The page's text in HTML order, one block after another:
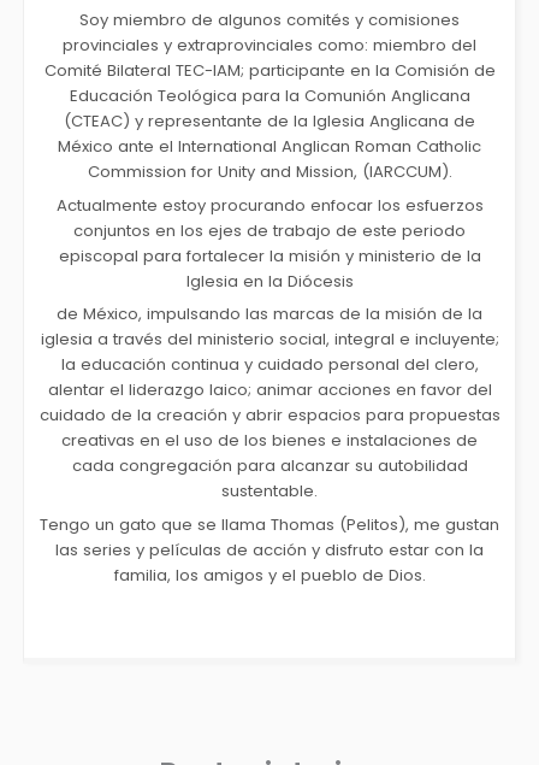
Soy miembro de algunos comités y comisiones
provinciales y extraprovinciales como: miembro del
Comité Bilateral TEC-IAM; participante en la Comisión de
Educación Teológica para la Comunión Anglicana
(CTEAC) y representante de la Iglesia Anglicana de
México ante el International Anglican Roman Catholic
Commission for Unity and Mission, (IARCCUM).
Actualmente estoy procurando enfocar los esfuerzos
conjuntos en los ejes de trabajo de este periodo
episcopal para fortalecer la misión y ministerio de la
Iglesia en la Diócesis
de México, impulsando las marcas de la misión de la
iglesia a través del ministerio social, integral e incluyente;
la educación continua y cuidado personal del clero,
alentar el liderazgo laico; animar acciones en favor del
cuidado de la creación y abrir espacios para propuestas
creativas en el uso de los bienes e instalaciones de
cada congregación para alcanzar su autobilidad
sustentable.
Tengo un gato que se llama Thomas (Pelitos), me gustan
las series y películas de acción y disfruto estar con la
familia, los amigos y el pueblo de Dios.